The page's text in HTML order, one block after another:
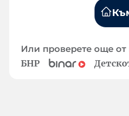
Или проверете още от
БНР